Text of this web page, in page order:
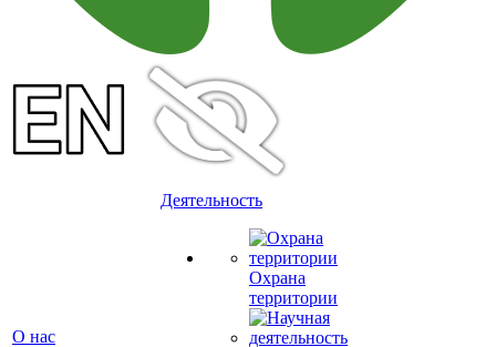
О нас
Деятельность
Охрана
территории